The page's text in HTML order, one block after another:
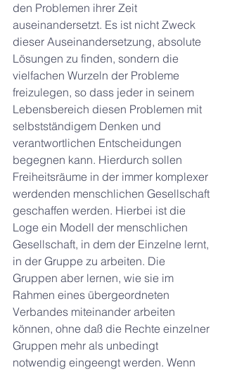
den Problemen ihrer Zeit
auseinandersetzt. Es ist nicht Zweck
dieser Auseinandersetzung, absolute
Lösungen zu finden, sondern die
vielfachen Wurzeln der Probleme
freizulegen, so dass jeder in seinem
Lebensbereich diesen Problemen mit
selbstständigem Denken und
verantwortlichen Entscheidungen
begegnen kann. Hierdurch sollen
Freiheitsräume in der immer komplexer
werdenden menschlichen Gesellschaft
geschaffen werden. Hierbei ist die
Loge ein Modell der menschlichen
Gesellschaft, in dem der Einzelne lernt,
in der Gruppe zu arbeiten. Die
Gruppen aber lernen, wie sie im
Rahmen eines übergeordneten
Verbandes miteinander arbeiten
können, ohne daß die Rechte einzelner
Gruppen mehr als unbedingt
notwendig eingeengt werden. Wenn